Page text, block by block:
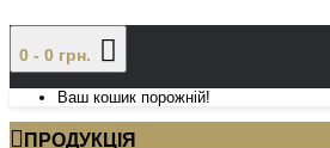
0 - 0 грн.
Ваш кошик порожній!
ПРОДУКЦІЯ